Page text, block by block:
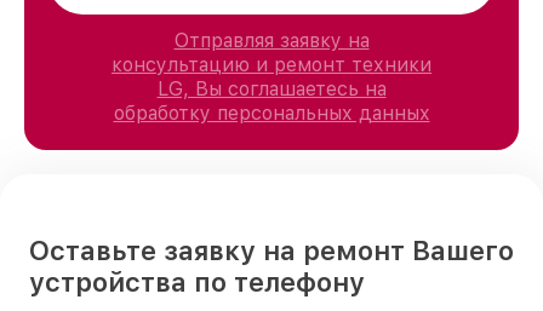
Отправляя заявку на
консультацию и ремонт техники
LG, Вы соглашаетесь на
обработку персональных данных
Оставьте заявку на ремонт Вашего
устройства по телефону